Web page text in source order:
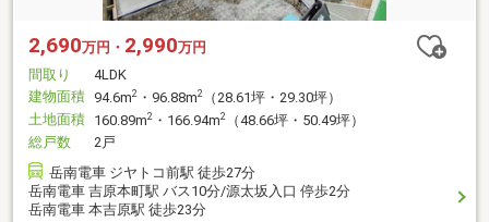
2,690万円・ 2,990万円
間取り
4LDK
建物面積 94.6m2 ・96.88m2
（28.61坪・29.30坪）
土地面積 160.89m2 ・166.94m2
（48.66坪・50.49坪）
総戸数
2戸
岳南電車 ジヤトコ前駅 徒歩27分
岳南電車 吉原本町駅 バス10分/源太坂入口 停歩2分
岳南電車 本吉原駅 徒歩23分